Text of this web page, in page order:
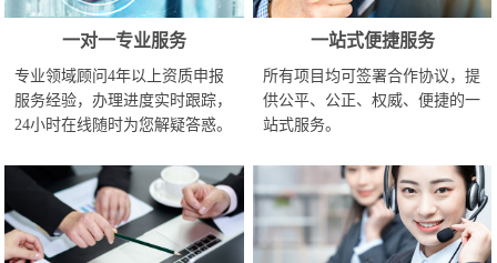
一对一专业服务
专业领域顾问4年以上资质申报
服务经验，办理进度实时跟踪，
24小时在线随时为您解疑答惑。
一站式便捷服务
所有项目均可签署合作协议，提
供公平、公正、权威、便捷的一
站式服务。